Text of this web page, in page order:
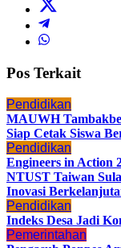
Pos Terkait
Pendidikan
MAUWH
Siap Cetak Siswa
Pendidikan
Engineers in Action
NTUST Taiwan
Inovasi
Pendidikan
Indeks Desa Jadi
Pemerintahan